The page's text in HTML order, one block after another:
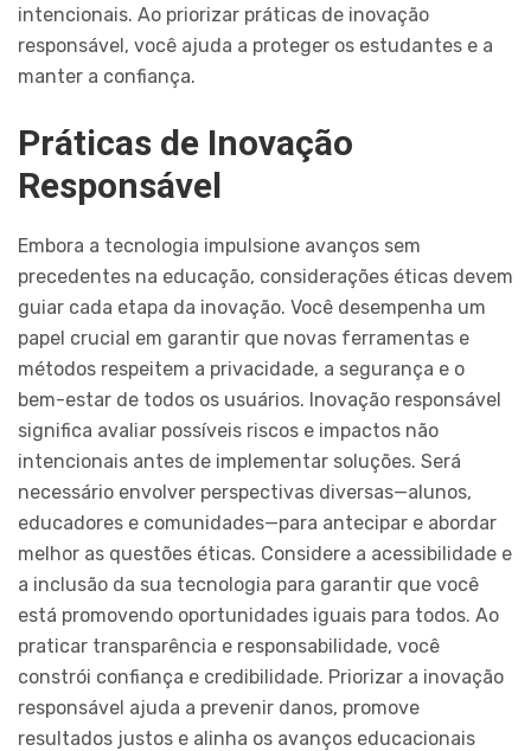
intencionais. Ao priorizar práticas de inovação
responsável, você ajuda a proteger os estudantes e a
manter a confiança.
Práticas de Inovação
Responsável
Embora a tecnologia impulsione avanços sem
precedentes na educação, considerações éticas devem
guiar cada etapa da inovação. Você desempenha um
papel crucial em garantir que novas ferramentas e
métodos respeitem a privacidade, a segurança e o
bem-estar de todos os usuários. Inovação responsável
significa avaliar possíveis riscos e impactos não
intencionais antes de implementar soluções. Será
necessário envolver perspectivas diversas—alunos,
educadores e comunidades—para antecipar e abordar
melhor as questões éticas. Considere a acessibilidade e
a inclusão da sua tecnologia para garantir que você
está promovendo oportunidades iguais para todos. Ao
praticar transparência e responsabilidade, você
constrói confiança e credibilidade. Priorizar a inovação
responsável ajuda a prevenir danos, promove
resultados justos e alinha os avanços educacionais